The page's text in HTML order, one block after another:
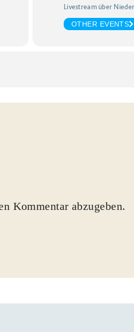
Livestream über
OTHER EVENTS
Kommentar abzugeben.